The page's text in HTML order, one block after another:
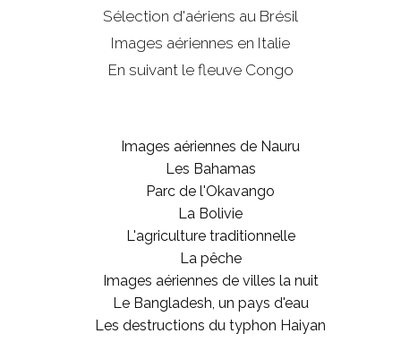
Sélection d'aériens au Brésil
Images aériennes en Italie
En suivant le fleuve Congo
Images aériennes de Nauru
Les Bahamas
Parc de l'Okavango
La Bolivie
L'agriculture traditionnelle
La pêche
Images aériennes de villes la nuit
Le Bangladesh, un pays d'eau
Les destructions du typhon Haiyan